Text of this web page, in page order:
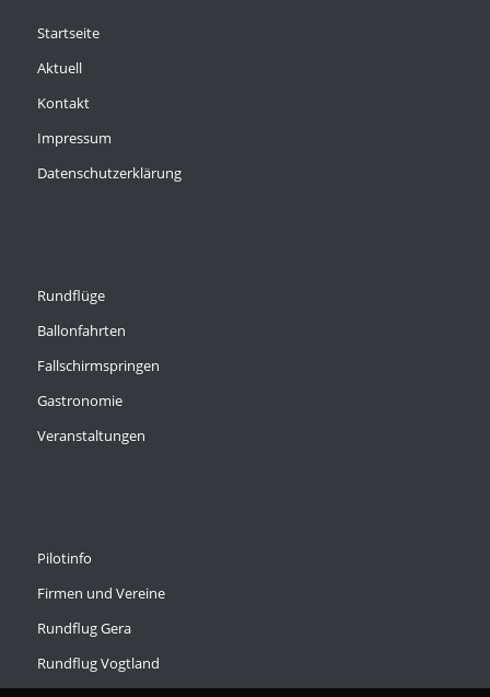
Startseite
Aktuell
Kontakt
Impressum
Datenschutzerklärung
Rundflüge
Ballonfahrten
Fallschirmspringen
Gastronomie
Veranstaltungen
Pilotinfo
Firmen und Vereine
Rundflug Gera
Rundflug Vogtland